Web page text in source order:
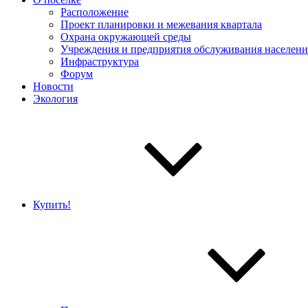
Расположение
Проект планировки и межевания квартала
Охрана окружающей среды
Учреждения и предприятия обслуживания
Инфраструктура
Форум
Новости
Экология
Купить!